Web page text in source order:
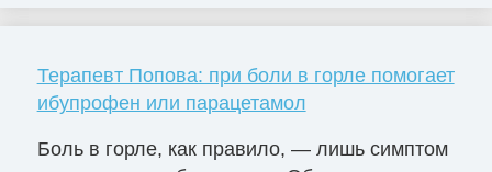
Терапевт Попова: при боли в горле помогает
ибупрофен или парацетамол
Боль в горле, как правило, — лишь симптом